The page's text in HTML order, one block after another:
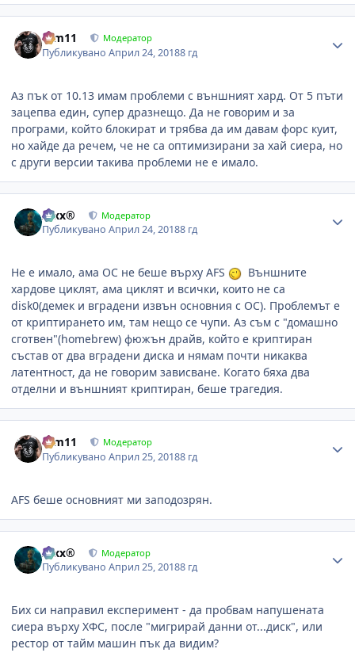
arm11 Модератор
ПубликуваноАприл 24, 20188 гд
Аз пък от 10.13 имам проблеми с външният хард. От 5 пъти
зацепва един, супер дразнещо. Да не говорим и за
програми, който блокират и трябва да им давам форс куит,
но хайде да речем, че не са оптимизирани за хай сиера, но
с други версии такива проблеми не е имало.
Alxx® Модератор
ПубликуваноАприл 24, 20188 гд
Не е имало, ама ОС не беше върху AFS
Външните
хардове циклят, ама циклят и всички, които не са
disk0(демек и вградени извън основния с ОС). Проблемът е
от криптирането им, там нещо се чупи. Аз съм с "домашно
сготвен"(homebrew) фюжън драйв, който е криптиран
състав от два вградени диска и нямам почти никаква
латентност, да не говорим зависване. Когато бяха два
отделни и външният криптиран, беше трагедия.
arm11 Модератор
ПубликуваноАприл 25, 20188 гд
AFS беше основният ми заподозрян.
Alxx® Модератор
ПубликуваноАприл 25, 20188 гд
Бих си направил експеримент - да пробвам напушената
сиера върху ХФС, после "мигрирай данни от...диск", или
рестор от тайм машин пък да видим?